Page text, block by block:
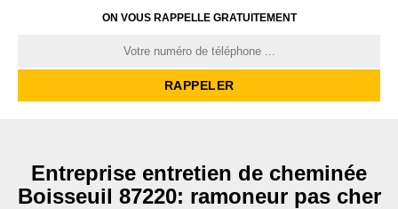
ON VOUS RAPPELLE GRATUITEMENT
Entreprise entretien de cheminée
Boisseuil 87220: ramoneur pas cher